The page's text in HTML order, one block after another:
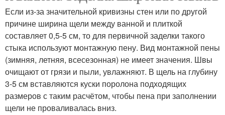
Если из-за значительной кривизны стен или по другой
причине ширина щели между ванной и плиткой
составляет 0,5-5 см, то для первичной заделки такого
стыка используют монтажную пену. Вид монтажной пены
(зимняя, летняя, всесезонная) не имеет значения. Швы
очищают от грязи и пыли, увлажняют. В щель на глубину
3-5 см вставляются куски поролона подходящих
размеров с таким расчётом, чтобы пена при заполнении
щели не проваливалась вниз.